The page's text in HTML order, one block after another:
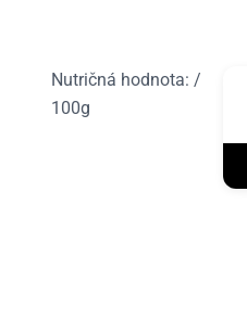
Nutričná hodnota: /
100g